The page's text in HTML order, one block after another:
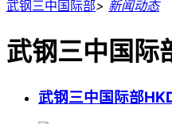
武钢三中国际部> 新闻动态
武钢三中国际
武钢三中国际部